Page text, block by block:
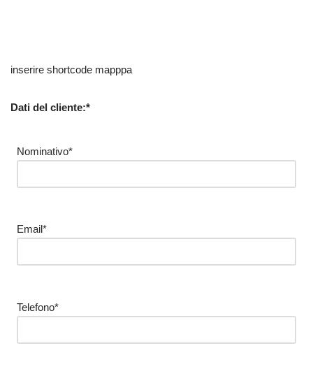
inserire shortcode mapppa
Dati del cliente:*
Nominativo*
Email*
Telefono*